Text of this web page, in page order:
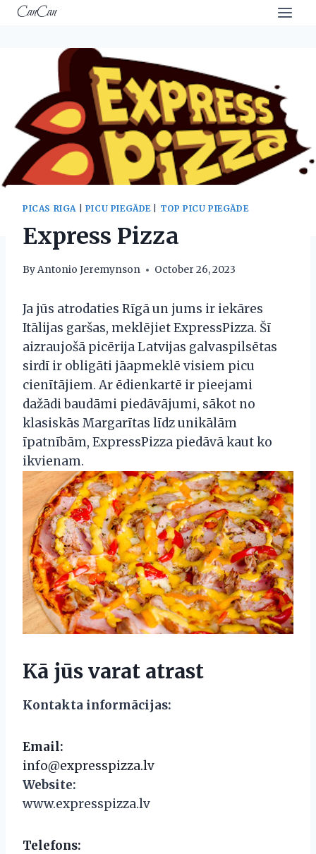
SkipCanCan
PICAS RIGA PICU PIEGĀDE| TOP PICU PIEGĀDE
Express Pizza
ByAntonio Jeremynson October 26, 2023
Ja jūs atrodaties Rīgā un jums ir iekāres
Itālijas garšas, meklējiet ExpressPizza. Šī
aizraujošā picērija Latvijas galvaspilsētas
sirdī ir obligāti jāapmeklē visiem picu
cienītājiem. Ar ēdienkartē ir pieejami
dažādi baudāmi piedāvājumi, sākot no
klasiskās Margarītas līdz unikālām
īpatnībām, ExpressPizza piedāvā kaut ko
ikvienam.
Kā jūs varat atrast
Kontakta informācijas:
Email:
info@expresspizza.lv
Website:
www.expresspizza.lv
Telefons: